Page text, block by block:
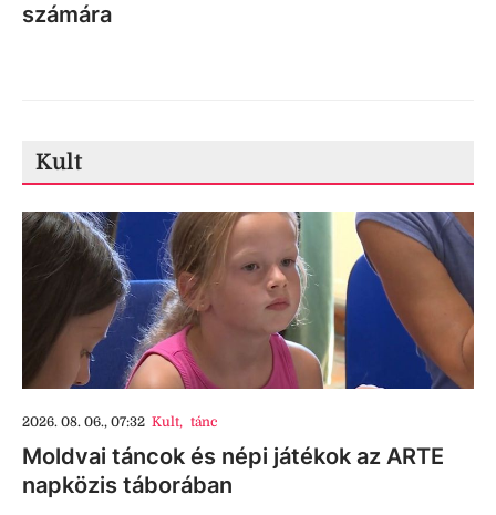
számára
Kult
2026. 08. 06., 07:32 Kult, tánc
Moldvai táncok és népi játékok az ARTE
napközis táborában